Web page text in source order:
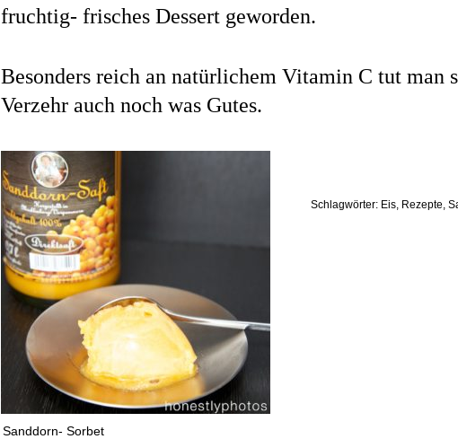
fruchtig- frisches Dessert geworden.
Besonders reich an natürlichem Vitamin C tut man
Verzehr auch noch was Gutes.
Sanddorn- Sorbet
Schlagwörter: Eis, Rezepte,